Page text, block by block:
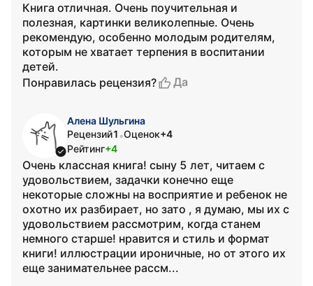
Книга отличная. Очень поучительная и
полезная, картинки великолепные. Очень
рекомендую, особенно молодым родителям,
которым не хватает терпения в воспитании
детей.
Понравилась рецензия?
Да
Алена Шульгина
Рецензий1 •Оценок+4
Рейтинг+4
Очень классная книга! сыну 5 лет, читаем с
удовольствием, задачки конечно еще
некоторые сложны на восприятие и ребенок не
охотно их разбирает, но зато , я думаю, мы их с
удовольствием рассмотрим, когда станем
немного старше! нравится и стиль и формат
книги! иллюстрации ироничные, но от этого их
еще занимательнее рассм...